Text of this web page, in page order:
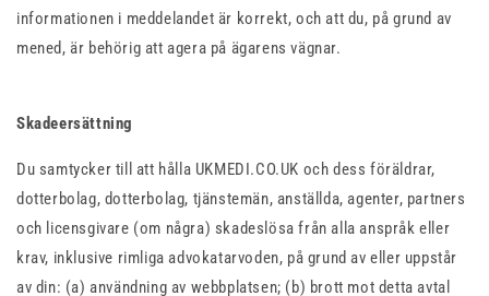
informationen i meddelandet är korrekt, och att du, på grund av
mened, är behörig att agera på ägarens vägnar.
Skadeersättning
Du samtycker till att hålla UKMEDI.CO.UK och dess föräldrar,
dotterbolag, dotterbolag, tjänstemän, anställda, agenter, partners
och licensgivare (om några) skadeslösa från alla anspråk eller
krav, inklusive rimliga advokatarvoden, på grund av eller uppstår
av din: (a) användning av webbplatsen; (b) brott mot detta avtal